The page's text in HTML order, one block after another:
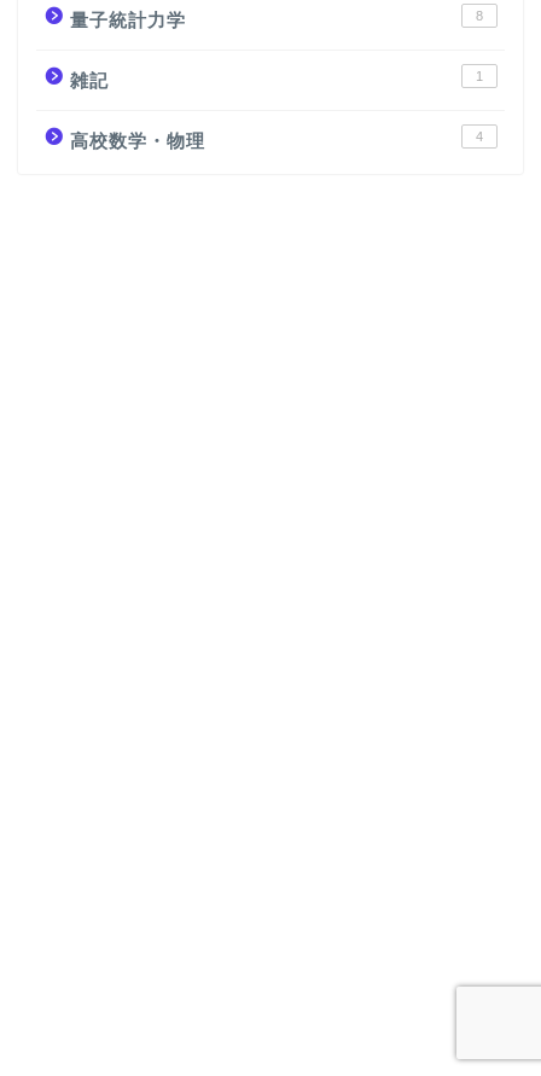
量子統計力学 8
雑記 1
高校数学・物理 4